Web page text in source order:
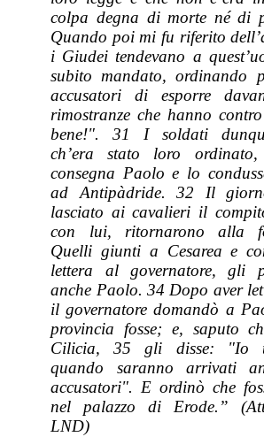
colpa degna di morte né di
Quando poi mi fu riferito
i Giudei tendevano a
subito mandato, ordinando
accusatori di esporre
rimostranze che hanno
bene!". 31 I soldati
ch’era stato loro
consegna Paolo e lo
ad Antipàdride. 32 Il
lasciato ai cavalieri il
con lui, ritornarono alla
Quelli giunti a Cesarea e
lettera al governatore, gli
anche Paolo. 34 Dopo aver
il governatore domandò a
provincia fosse; e, saputo
Cilicia, 35 gli disse: "Io
quando saranno arrivati
accusatori". E ordinò che
nel palazzo di Erode.”
LND)